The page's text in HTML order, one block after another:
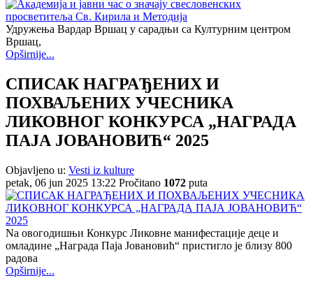
Удружења Вардар Вршац у сарадњи са Културним центром
Вршац,
Opširnije...
СПИСАК НАГРАЂЕНИХ И
ПОХВАЉЕНИХ УЧЕСНИКА
ЛИКОВНОГ КОНКУРСА „НАГРАДА
ПАЈА ЈОВАНОВИЋ“ 2025
Objavljeno u: Vesti iz kulture
petak, 06 jun 2025 13:22 Pročitano 1072 puta
Na oвогодишњи Конкурс Ликовне манифестације деце и
омладине „Награда Паја Јовановић“ пристигло је близу 800
радова
Opširnije...